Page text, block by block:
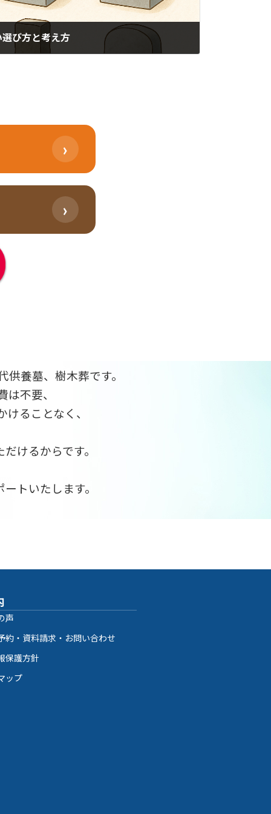
選び方と考え方
›
›
養墓、樹木葬です。
不要、
ることなく、
けるからです。
トいたします。
声
約・資料請求・お問い合わせ
保護方針
ップ